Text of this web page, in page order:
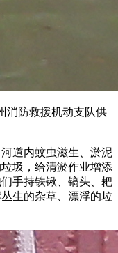
消防救援机动支队供
道内蚊虫滋生、淤泥
圾，给清淤作业增添
手持铁锹、镐头、耙
生的杂草、漂浮的垃